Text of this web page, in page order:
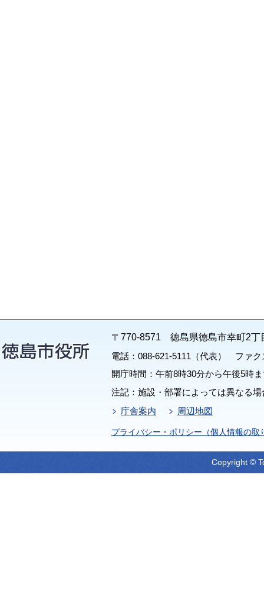
〒770-8571 徳島県徳島市幸町2丁
電話：088-621-5111（代表） ファク
開庁時間：午前8時30分から午後5時
注記：施設・部署によっては異なる
庁舎案内
周辺地図
プライバシー・ポリシー（個人情報の取
Copyright ©